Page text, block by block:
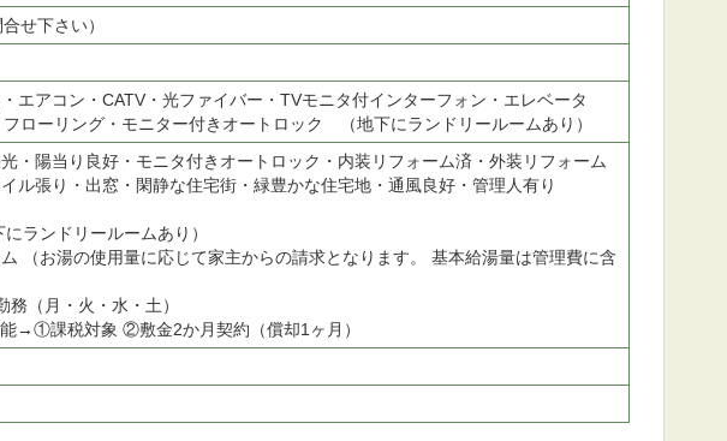
せ下さい）
エアコン・CATV・光ファイバー・TVモニタ付インターフォン・エレベータ
ローリング・モニター付きオートロック （地下にランドリールームあり）
・陽当り良好・モニタ付きオートロック・内装リフォーム済・外装リフォーム
ル張り・出窓・閑静な住宅街・緑豊かな住宅地・通風良好・管理人有り
ランドリールームあり）
（お湯の使用量に応じて家主からの請求となります。 基本給湯量は管理費に含
（月・火・水・土）
→①課税対象 ②敷金2か月契約（償却1ヶ月）